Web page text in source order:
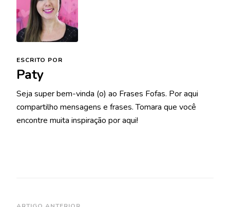
ESCRITO POR
Paty
Seja super bem-vinda (o) ao Frases Fofas. Por aqui
compartilho mensagens e frases. Tomara que você
encontre muita inspiração por aqui!